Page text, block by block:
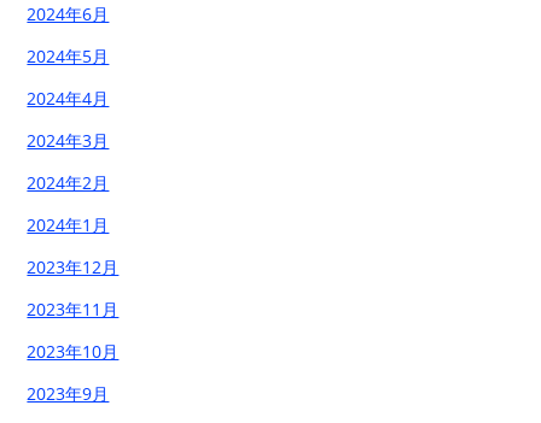
2024年6月
2024年5月
2024年4月
2024年3月
2024年2月
2024年1月
2023年12月
2023年11月
2023年10月
2023年9月